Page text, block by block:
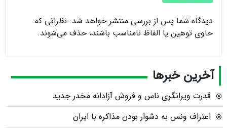
دیدگاه شما پس از بررسی منتشر خواهد شد. نظراتی که
حاوی توهین یا الفاظ نامناسب باشند، حذف می‌شوند.
آخرین خبرها
قدرت ویرانگری ناس و فروش آزادانه مخدر جدید
اعتراف ونس به دشوار بودن مذاکره با ایران